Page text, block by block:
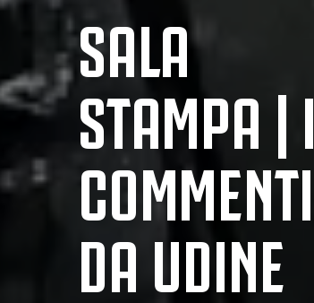
SALA
STAMPA | I
COMMENTI
DA UDINE